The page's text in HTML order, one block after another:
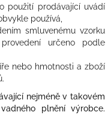
použití prodávající uvádí
používá,
smluvenému vzorku
určeno podle
nebo hmotnosti a zboží
nejméně v takovém
plnění výrobce.